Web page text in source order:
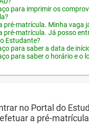
para imprimir os
pré-matrícula. Minha vaga
pré-matrícula. Já posso
Estudante?
para saber a data de
para saber o horário e o
no Portal do
a pré-